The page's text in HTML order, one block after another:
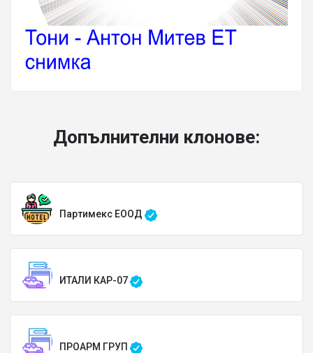
Допълнителни клонове:
Партимекс ЕООД
ИТАЛИ КАР-07
ПРОАРМ ГРУП